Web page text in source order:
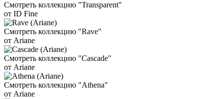
Смотреть коллекцию "Transparent"
от ID Fine
Смотреть коллекцию "Rave"
от Ariane
Смотреть коллекцию "Cascade"
от Ariane
Смотреть коллекцию "Athena"
от Ariane